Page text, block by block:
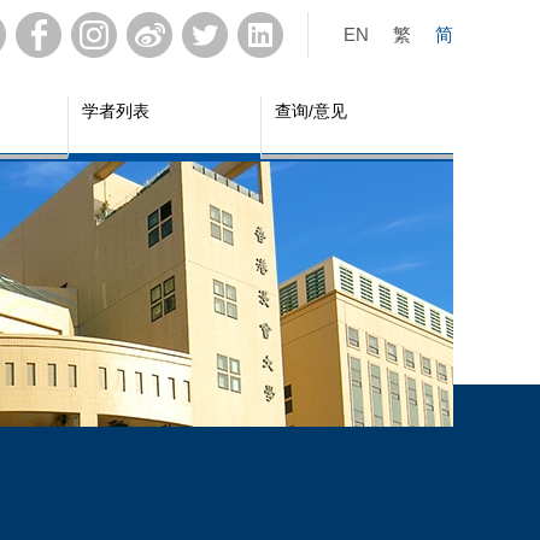
EN 繁 简
学者列表 查询/意见